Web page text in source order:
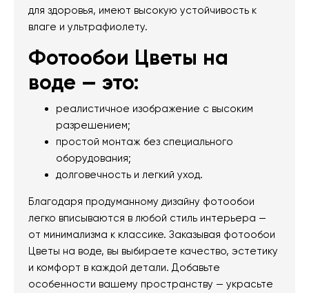
для здоровья, имеют высокую устойчивость к
влаге и ультрафиолету.
Фотообои Цветы на
воде — это:
реалистичное изображение с высоким
разрешением;
простой монтаж без специального
оборудования;
долговечность и легкий уход.
Благодаря продуманному дизайну фотообои
легко вписываются в любой стиль интерьера —
от минимализма к классике. Заказывая фотообои
Цветы на воде, вы выбираете качество, эстетику
и комфорт в каждой детали. Добавьте
особенности вашему пространству — украсьте